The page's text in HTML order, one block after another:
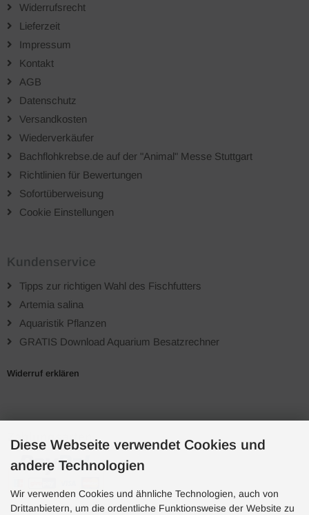
Widerrufsrecht
Lieferzeit
Impressum
Kontakt
AGB
Datenschutz
Versandkosten
Wiederverkäufer
Bachflohkrebse.de auf der "Animal" Messe Stuttgart
Richtlinien für Bewertungen
Sofortüberweisung
Cookie Einstellungen
Kundenservice
Tipps zur richtigen Wahl des Fischfutters
Artemia salina
Aquaristik Pflanzen
GRATIS Download Aquarium Besatzrechner
Widerruf erklären
Zahlungsarten
Diese Webseite verwendet Cookies und
andere Technologien
Wir verwenden Cookies und ähnliche Technologien, auch von
Drittanbietern, um die ordentliche Funktionsweise der Website zu